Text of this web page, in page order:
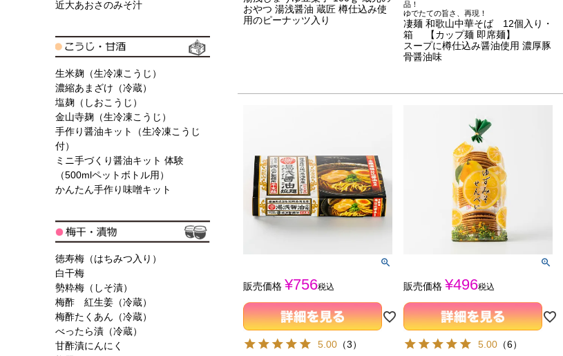
近大あおさのみそ汁
生米麹（生冷凍こうじ）
濃縮あまざけ（冷蔵）
塩麹（しおこうじ）
金山寺麹（生冷凍こうじ）
手作り醤油キット（生冷凍こうじ
付）
ミニ手づくり醤油キット 体験
（500mlペットボトル用）
かんたん手作り味噌キット
徳寿梅（はちみつ入り）
白干梅
勢粋梅（しそ漬）
梅酢 紅生姜（冷蔵）
梅酢たくあん（冷蔵）
べったら漬（冷蔵）
甘酢漬にんにく
おやつ 湯浅醤油 蔵匠 樽仕込み使
用のピーナッツ入り
品！
ゆでたての旨さ、再現！
凄麺 和歌山中華そば 12個入り・
箱 【カップ麺 即席麺】
スープに樽仕込み醤油使用 濃厚豚
骨醤油味
販売価格 ¥756税込
5.00 （3）
販売価格 ¥496税込
5.00 （6）